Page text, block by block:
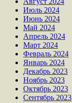
Июль 2024
Июнь 2024
Май 2024
Апрель 2024
Март 2024
Февраль 2024
Январь 2024
Декабрь 2023
Ноябрь 2023
Октябрь 2023
Сентябрь 2023